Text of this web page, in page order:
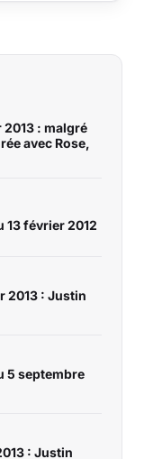
: malgré
avec Rose,
13 février 2012
2013 : Justin
5 septembre
: Justin